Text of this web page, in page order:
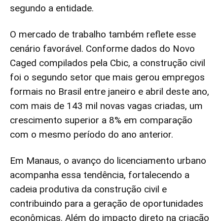
segundo a entidade.
O mercado de trabalho também reflete esse
cenário favorável. Conforme dados do Novo
Caged compilados pela Cbic, a construção civil
foi o segundo setor que mais gerou empregos
formais no Brasil entre janeiro e abril deste ano,
com mais de 143 mil novas vagas criadas, um
crescimento superior a 8% em comparação
com o mesmo período do ano anterior.
Em Manaus, o avanço do licenciamento urbano
acompanha essa tendência, fortalecendo a
cadeia produtiva da construção civil e
contribuindo para a geração de oportunidades
econômicas. Além do impacto direto na criação